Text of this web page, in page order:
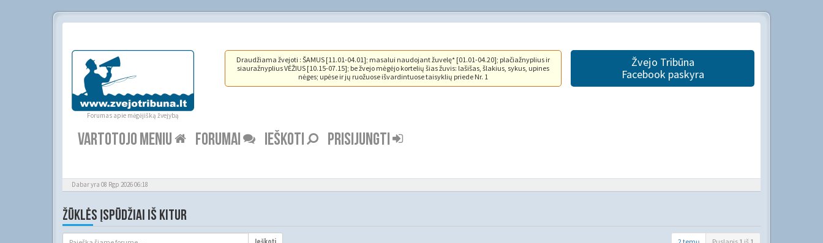
Forumas apie mėgėjišką žvejybą
Draudžiama žvejoti : ŠAMUS [11.01-04.01]; masalui naudojant žuvelę* [01.01-04.20]; plačiažnyplius ir
siauražnyplius VĖŽIUS [10.15-07.15]; be žvejo mėgėjo kortelių šias žuvis: lašišas, šlakius, sykus, upines
nėges; upėse ir jų ruožuose išvardintuose taisyklių priede Nr. 1
Žvejo Tribūna
Facebook paskyra
VARTOTOJO MENIU FORUMAI IEŠKOTI PRISIJUNGTI
Dabar yra 08 Rgp 2026 06:18
ŽŪKLĖS ĮSPŪDŽIAI IŠ KITUR